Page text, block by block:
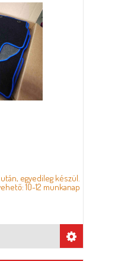
egyedileg készül.
10-12 munkanap